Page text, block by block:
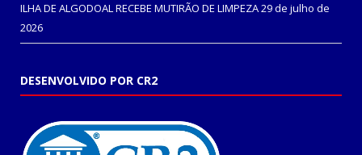
ILHA DE ALGODOAL RECEBE MUTIRÃO DE LIMPEZA29 de julho de
2026
DESENVOLVIDO POR CR2